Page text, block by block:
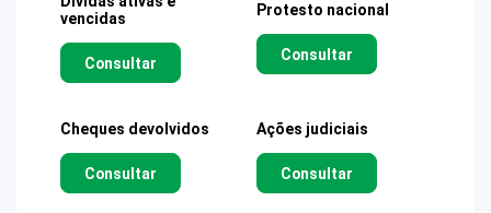
vencidas
Consultar
Protesto nacional
Consultar
Cheques devolvidos
Consultar
Ações judiciais
Consultar